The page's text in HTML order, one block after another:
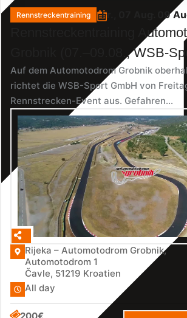
Rennstreckentraining Fr., 07 Aug. - 09
Rennstreckentraining
Grobnik (07.–09.08., WSB-
Auf dem Automotodrom Grobnik
richtet die WSB-Sport GmbH von
Rennstrecken-Event aus. Gefahren...
Rijeka – Automotodrom Grobnik,
Automotodrom 1
Čavle, 51219 Kroatien
All day
200€